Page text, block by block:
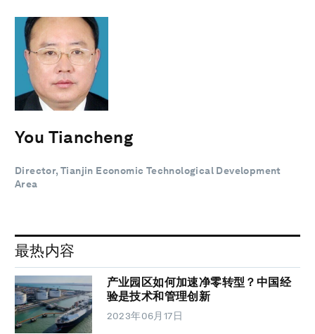
You Tiancheng
Director, Tianjin Economic Technological Development
Area
最热内容
产业园区如何加速净零转型？中国经
验是技术和管理创新
2023年06月17日